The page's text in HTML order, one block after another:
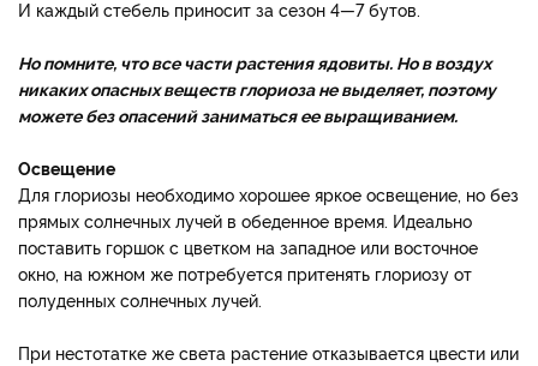
И каждый стебель приносит за сезон 4—7 бутов.
Но помните, что все части растения ядовиты. Но в воздух
никаких опасных веществ глориоза не выделяет, поэтому
можете без опасений заниматься ее выращиванием.
Освещение
Для глориозы необходимо хорошее яркое освещение, но без
прямых солнечных лучей в обеденное время. Идеально
поставить горшок с цветком на западное или восточное
окно, на южном же потребуется притенять глориозу от
полуденных солнечных лучей.
При нестотатке же света растение отказывается цвести или